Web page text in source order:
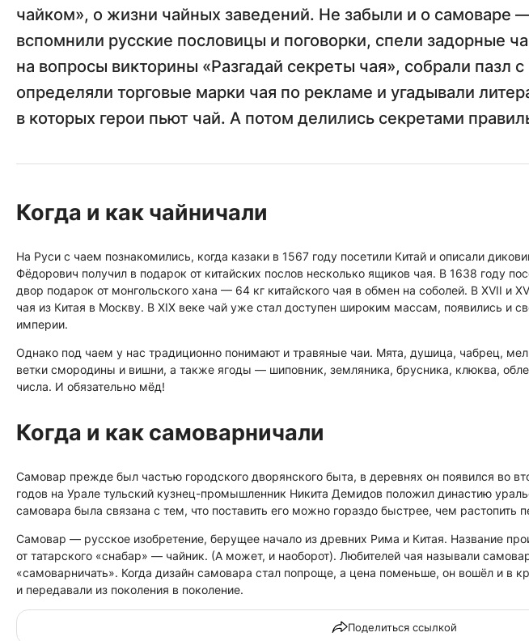
чайком», о жизни чайных заведений. Не забыли и о самоваре
вспомнили русские пословицы и поговорки, спели задорные
на вопросы викторины «Разгадай секреты чая», собрали пазл
определяли торговые марки чая по рекламе и угадывали
в которых герои пьют чай. А потом делились секретами
Когда и как чайничали
На Руси с чаем познакомились, когда казаки в 1567 году посетили Китай и описали
Фёдорович получил в подарок от китайских послов несколько ящиков чая. В 1638 году
двор подарок от монгольского хана — 64 кг китайского чая в обмен на соболей. В XVII и
чая из Китая в Москву. В XIX веке чай уже стал доступен широким массам, появились и
империи.
Однако под чаем у нас традиционно понимают и травяные чаи. Мята, душица, чабрец,
ветки смородины и вишни, а также ягоды — шиповник, земляника, брусника, клюква,
числа. И обязательно мёд!
Когда и как самоварничали
Самовар прежде был частью городского дворянского быта, в деревнях он появился во
годов на Урале тульский кузнец-промышленник Никита Демидов положил династию
самовара была связана с тем, что поставить его можно гораздо быстрее, чем растопить
Самовар — русское изобретение, берущее начало из древних Рима и Китая. Название
от татарского «снабар» — чайник. (А может, и наоборот). Любителей чая называли
«самоварничать». Когда дизайн самовара стал попроще, а цена поменьше, он вошёл и в
и передавали из поколения в поколение.
Поделиться ссылкой